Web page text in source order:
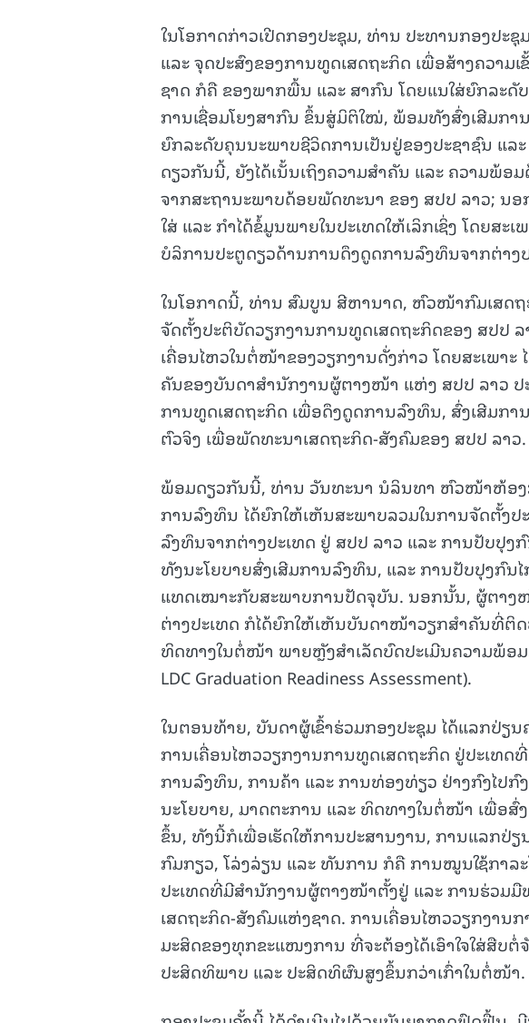
ໃນໂອກາດກ່າວເປີດກອງປະຊຸມ, ທ່ານ ປະທານກອງປະ
ແລະ ຈຸດປະສົງຂອງການທູດເສດຖະກິດ ເພື່ອສ້າງຄວາມ
ຊາດ ກໍຄື ຂອງພາກພື້ນ ແລະ ສາກົນ ໂດຍແນໃສ່ຍົກລະ
ການເຊື່ອມໂຍງສາກົນ ຂຶ້ນສູ່ມິຕິໃໝ່, ພ້ອມທັງສົ່ງເສີມກ
ຍົກລະດັບຄຸນນະພາບຊີວິດການເປັນຢູ່ຂອງປະຊາຊົນ ແ
ດຽວກັນນີ້, ຍັງໄດ້ເນັ້ນເຖິງຄວາມສຳຄັນ ແລະ ຄວາມພ້
ຈາກສະຖານະພາບດ້ອຍພັດທະນາ ຂອງ ສປປ ລາວ; ນ
ໃສ່ ແລະ ກຳໄດ້ຂໍ້ມູນພາຍໃນປະເທດໃຫ້ເລິກເຊິ່ງ ໂດຍສ
ບໍລິການປະຕູດຽວດ້ານການດຶງດູດການລົງທຶນຈາກຕ່າງ
ໃນໂອກາດນີ້, ທ່ານ ສົມບູນ ສີຫານາດ, ຫົວໜ້າກົມເສດ
ຈັດຕັ້ງປະຕິບັດວຽກງານການທູດເສດຖະກິດຂອງ ສປປ
ເຄື່ອນໄຫວໃນຕໍ່ໜ້າຂອງວຽກງານດັ່ງກ່າວ ໂດຍສະເພາ
ຄັນຂອງບັນດາສໍານັກງານຜູ້ຕາງໜ້າ ແຫ່ງ ສປປ ລາວ ປ
ການທູດເສດຖະກິດ ເພື່ອດຶງດູດການລົງທຶນ, ສົ່ງເສີມກ
ຕົວຈິງ ເພື່ອພັດທະນາເສດຖະກິດ-ສັງຄົມຂອງ ສປປ ລາວ.
ພ້ອມດຽວກັນນີ້, ທ່ານ ວັນທະນາ ນໍລິນທາ ຫົວໜ້າຫ້ອງ
ການລົງທຶນ ໄດ້ຍົກໃຫ້ເຫັນສະພາບລວມໃນການຈັດຕັ້ງປ
ລົງທຶນຈາກຕ່າງປະເທດ ຢູ່ ສປປ ລາວ ແລະ ການປັບປຸ
ທັງນະໂຍບາຍສົ່ງເສີມການລົງທຶນ, ແລະ ການປັບປຸງກົນ
ແທດເໝາະກັບສະພາບການປັດຈຸບັນ. ນອກນັ້ນ, ຜູ້ຕາງ
ຕ່າງປະເທດ ກໍໄດ້ຍົກໃຫ້ເຫັນບັນດາໜ້າວຽກສໍາຄັນທີ່ຕິ
ທິດທາງໃນຕໍ່ໜ້າ ພາຍຫຼັງສໍາເລັດບົດປະເມີນຄວາມພ້ອມ
LDC Graduation Readiness Assessment).
ໃນຕອນທ້າຍ, ບັນດາຜູ້ເຂົ້າຮ່ວມກອງປະຊຸມ ໄດ້ແລກປ່ຽ
ການເຄື່ອນໄຫວວຽກງານການທູດເສດຖະກິດ ຢູ່ປະເທ
ການລົງທຶນ, ການຄ້າ ແລະ ການທ່ອງທ່ຽວ ຢ່າງກົງໄປກົ
ນະໂຍບາຍ, ມາດຕະການ ແລະ ທິດທາງໃນຕໍ່ໜ້າ ເພື່ອ
ຂຶ້ນ, ທັງນີ້ກໍເພື່ອເຮັດໃຫ້ການປະສານງານ, ການແລກ
ກົມກຽວ, ໂລ່ງລ່ຽນ ແລະ ທັນການ ກໍຄື ການໝູນໃຊ້ກາລ
ປະເທດທີ່ມີສໍານັກງານຜູ້ຕາງໜ້າຕັ້ງຢູ່ ແລະ ການຮ່ວມ
ເສດຖະກິດ-ສັງຄົມແຫ່ງຊາດ. ການເຄື່ອນໄຫວວຽກງານ
ມະສິດຂອງທຸກຂະແໜງການ ທີ່ຈະຕ້ອງໄດ້ເອົາໃຈໃສ່ສືບ
ປະສິດທິພາບ ແລະ ປະສິດທິຜົນສູງຂຶ້ນກວ່າເກົ່າໃນຕໍ່ໜ້າ.